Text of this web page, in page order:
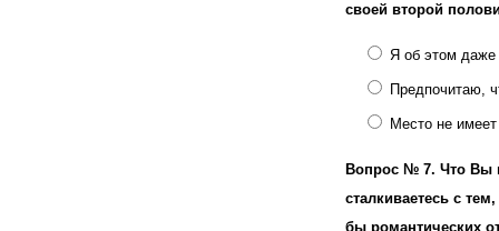
своей второй
Я об этом
Предпочитаю,
Место не имеет
Вопрос № 7. Что Вы
сталкиваетесь с
бы романтических